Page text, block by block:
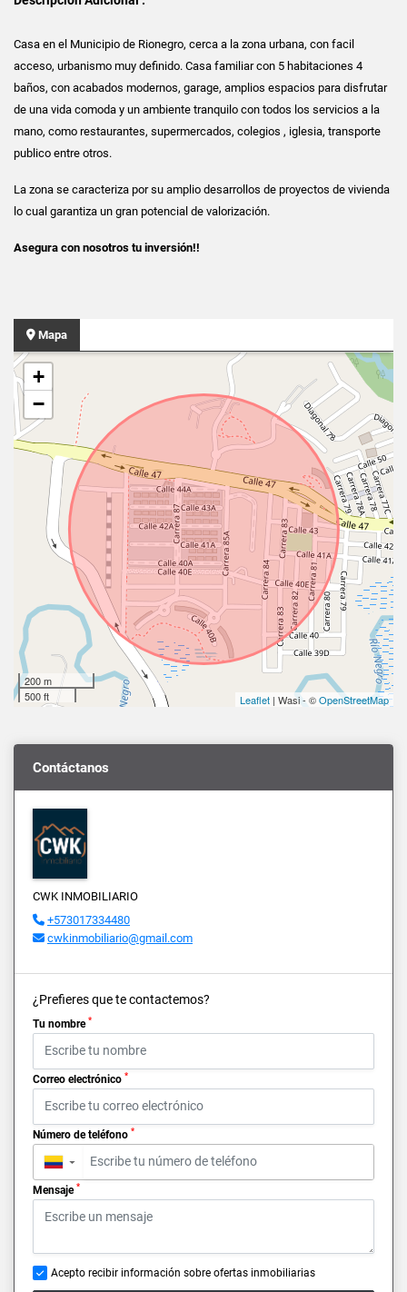
Casa en el Municipio de Rionegro, cerca a la zona urbana, con facil
acceso, urbanismo muy definido. Casa familiar con 5 habitaciones 4
baños, con acabados modernos, garage, amplios espacios para disfrutar
de una vida comoda y un ambiente tranquilo con todos los servicios a la
mano, como restaurantes, supermercados, colegios , iglesia, transporte
publico entre otros.
La zona se caracteriza por su amplio desarrollos de proyectos de vivienda
lo cual garantiza un gran potencial de valorización.
Asegura con nosotros tu inversión!!
Mapa
+
−
200 m
500 ft
Leaflet | Wasi - ©OpenStreetMap
Contáctanos
CWK INMOBILIARIO
+573017334480
cwkinmobiliario@gmail.com
¿Prefieres que te contactemos?
Tu nombre *
Correo electrónico *
Número de teléfono *
▼
Mensaje *
Acepto recibir información sobre ofertas inmobiliarias